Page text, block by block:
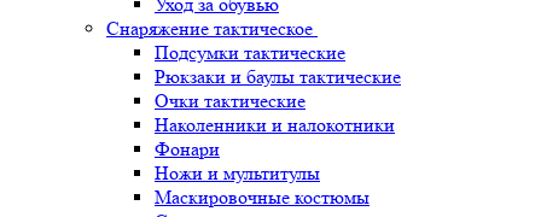
Снаряжение тактическое
Подсумки тактические
Рюкзаки и баулы тактические
Очки тактические
Наколенники и налокотники
Фонари
Ножи и мультитулы
Маскировочные костюмы